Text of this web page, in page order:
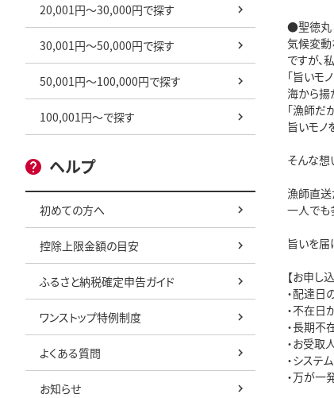
20,001円～30,000円で探す
30,001円～50,000円で探す
50,001円～100,000円で探す
100,001円～で探す
ヘルプ
初めての方へ
控除上限金額の目安
ふるさと納税確定申告ガイド
ワンストップ特例制度
よくある質問
お知らせ
●聖徳丸
気候変動
ですが、
「旨
海か
「漁師だ
旨いモノ
そんな想
漁師直送
一人でも
旨いを届
【お申し
・配達日
・不在日
・長期不
・お受取
・システ
・万が一